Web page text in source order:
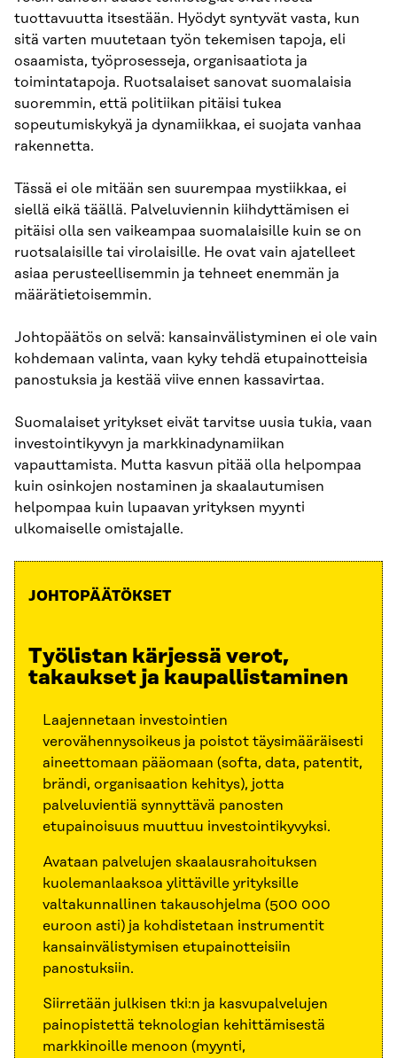
tuottavuutta itsestään. Hyödyt syntyvät vasta, kun
sitä varten muutetaan työn tekemisen tapoja, eli
osaamista, työprosesseja, organisaatiota ja
toimintatapoja. Ruotsalaiset sanovat suomalaisia
suoremmin, että politiikan pitäisi tukea
sopeutumiskykyä ja dynamiikkaa, ei suojata vanhaa
rakennetta.
Tässä ei ole mitään sen suurempaa mystiikkaa, ei
siellä eikä täällä. Palveluviennin kiihdyttämisen ei
pitäisi olla sen vaikeampaa suomalaisille kuin se on
ruotsalaisille tai virolaisille. He ovat vain ajatelleet
asiaa perusteellisemmin ja tehneet enemmän ja
määrätietoisemmin.
Johtopäätös on selvä: kansainvälistyminen ei ole vain
kohdemaan valinta, vaan kyky tehdä etupainotteisia
panostuksia ja kestää viive ennen kassavirtaa.
Suomalaiset yritykset eivät tarvitse uusia tukia, vaan
investointikyvyn ja markkinadynamiikan
vapauttamista. Mutta kasvun pitää olla helpompaa
kuin osinkojen nostaminen ja skaalautumisen
helpompaa kuin lupaavan yrityksen myynti
ulkomaiselle omistajalle.
JOHTOPÄÄTÖKSET
Työlistan kärjessä verot,
takaukset ja kaupallistaminen
Laajennetaan investointien
verovähennysoikeus ja poistot täysimääräisesti
aineettomaan pääomaan (softa, data, patentit,
brändi, organisaation kehitys), jotta
palveluvientiä synnyttävä panosten
etupainoisuus muuttuu investointikyvyksi.
Avataan palvelujen skaalausrahoituksen
kuolemanlaaksoa ylittäville yrityksille
valtakunnallinen takausohjelma (500 000
euroon asti) ja kohdistetaan instrumentit
kansainvälistymisen etupainotteisiin
panostuksiin.
Siirretään julkisen tki:n ja kasvupalvelujen
painopistettä teknologian kehittämisestä
markkinoille menoon (myynti,